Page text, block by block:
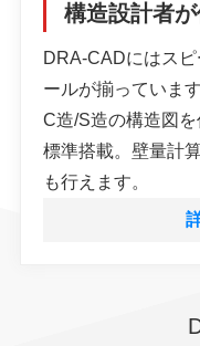
構造設計者
DRA-CADにはス
ールが揃っていま
C造/S造の構造図
標準搭載。壁量計
も行えます。